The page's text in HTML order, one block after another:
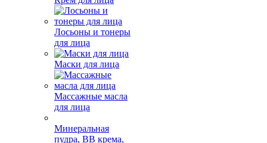
Лосьоны и тонеры
для лица
Маски для лица
Массажные масла
для лица